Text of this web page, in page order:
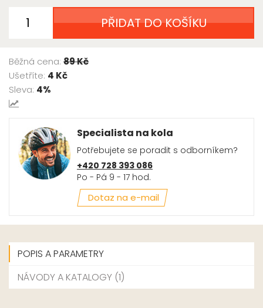
PŘIDAT DO KOŠÍKU
Běžná cena: 89 Kč
Ušetříte: 4 Kč
Sleva: 4%
Specialista na kola
Potřebujete se poradit s odborníkem?
+420 728 393 086
Po - Pá 9 - 17 hod.
Dotaz na e-mail
POPIS A PARAMETRY
NÁVODY A KATALOGY (1)